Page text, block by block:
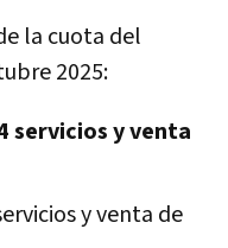
la cuota del
2025:
servicios y venta
y venta de